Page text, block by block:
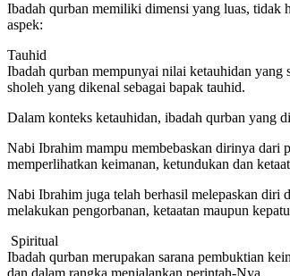
Ibadah qurban memiliki dimensi yang luas, tidak
aspek:
Tauhid
Ibadah qurban mempunyai nilai ketauhidan
sholeh yang dikenal sebagai bapak tauhid.
Dalam konteks ketauhidan, ibadah qurban yang
Nabi Ibrahim mampu membebaskan dirinya dari
memperlihatkan keimanan, ketundukan dan
Nabi Ibrahim juga telah berhasil melepaskan diri
melakukan pengorbanan, ketaatan maupun
Spiritual
Ibadah qurban merupakan sarana pembuktian